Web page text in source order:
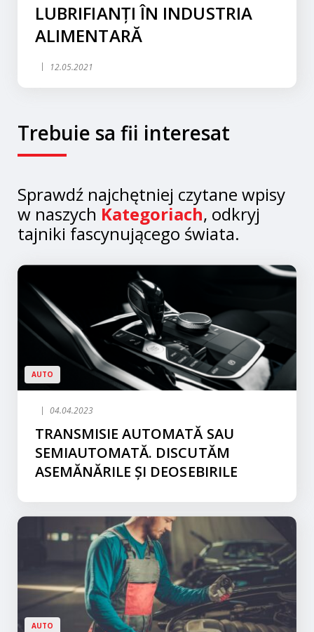
LUBRIFIANȚI ÎN INDUSTRIA
ALIMENTARĂ
12.05.2021
Trebuie sa fii interesat
Sprawdź najchętniej czytane wpisy
w naszych Kategoriach, odkryj
tajniki fascynującego świata.
AUTO
04.04.2023
TRANSMISIE AUTOMATĂ SAU
SEMIAUTOMATĂ. DISCUTĂM
ASEMĂNĂRILE ȘI DEOSEBIRILE
AUTO